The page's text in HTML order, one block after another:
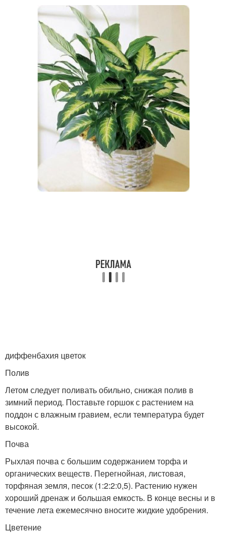
диффенбахия цветок
Полив
Летом следует поливать обильно, снижая полив в
зимний период. Поставьте горшок с растением на
поддон с влажным гравием, если температура будет
высокой.
Почва
Рыхлая почва с большим содержанием торфа и
органических веществ. Перегнойная, листовая,
торфяная земля, песок (1:2:2:0,5). Растению нужен
хороший дренаж и большая емкость. В конце весны и в
течение лета ежемесячно вносите жидкие удобрения.
Цветение